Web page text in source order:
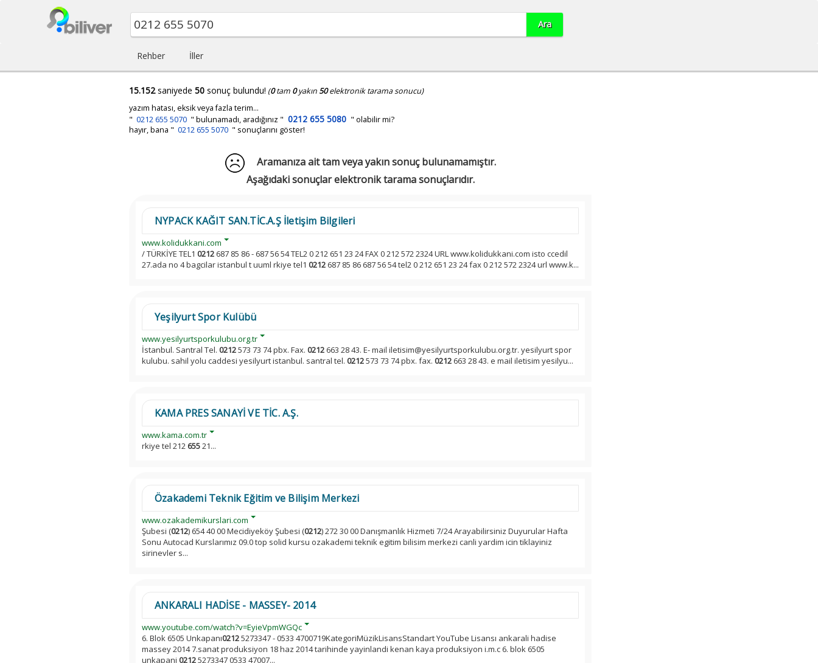
Rehber İller
15.152saniyede 50 sonuç bulundu! (0tam 0yakın 50elektronik tarama sonucu)
yazım hatası, eksik veya fazla terim...
" 0212 655 5070 " bulunamadı, aradığınız " 0212 655 5080 " olabilir mi?
hayır, bana " 0212 655 5070 " sonuçlarını göster!
Aramanıza ait tam veya yakın sonuç bulunamamıştır.
Aşağıdaki sonuçlar elektronik tarama sonuçlarıdır.
NYPACK KAĞIT SAN.TİC.A.Ş İletişim Bilgileri
www.kolidukkani.com
/ TÜRKİYE TEL1 0212 687 85 86 - 687 56 54 TEL2 0 212 651 23 24 FAX 0 212 572 2324 URL www.kolidukkani.com isto ccedil
27.ada no 4 bagcilar istanbul t uuml rkiye tel1 0212 687 85 86 687 56 54 tel2 0 212 651 23 24 fax 0 212 572 2324 url www.k...
Yeşilyurt Spor Kulübü
www.yesilyurtsporkulubu.org.tr
İstanbul. Santral Tel. 0212573 73 74 pbx. Fax. 0212 663 28 43. E- mail iletisim@yesilyurtsporkulubu.org.tr. yesilyurt spor
kulubu. sahil yolu caddesi yesilyurt istanbul. santral tel. 0212573 73 74 pbx. fax. 0212 663 28 43. e mail iletisim yesilyu...
KAMA PRES SANAYİ VE TİC. A.Ş.
www.kama.com.tr
rkiye tel 212 65521...
Özakademi Teknik Eğitim ve Bilişim Merkezi
www.ozakademikurslari.com
Şubesi (0212) 654 40 00 Mecidiyeköy Şubesi (0212) 272 30 00 Danışmanlık Hizmeti 7/24 Arayabilirsiniz Duyurular Hafta
Sonu Autocad Kurslarımız 09.0 top solid kursu ozakademi teknik egitim bilisim merkezi canli yardim icin tiklayiniz
sirinevler s...
ANKARALI HADİSE - MASSEY- 2014
www.youtube.com/watch?v=EyieVpmWGQc
6. Blok 6505 Unkapanı02125273347 - 0533 4700719KategoriMüzikLisansStandart YouTube Lisansı ankarali hadise
massey 2014 7.sanat produksiyon 18 haz 2014 tarihinde yayinlandi kenan kaya produksiyon i.m.c 6. blok 6505
unkapani 02125273347 0533 47007...